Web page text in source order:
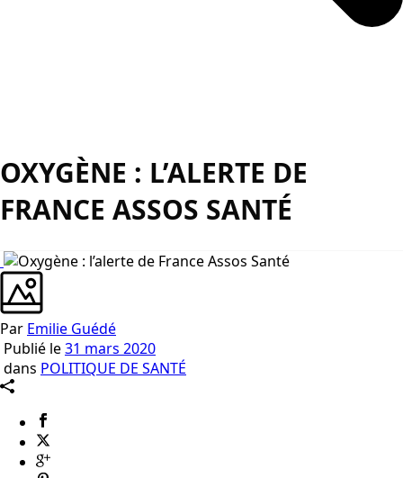
OXYGÈNE : L’ALERTE DE
FRANCE ASSOS SANTÉ
Par Emilie Guédé
Publié le31 mars 2020
dans POLITIQUE DE SANTÉ